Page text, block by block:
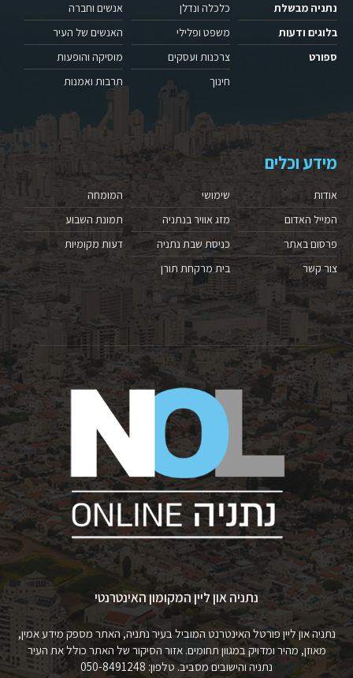
נתניה מבשלת
בלוגים ודעות
ספורט
כלכלה ונדלן
משפט ופלילי
צרכנות ועסקים
חינוך
אנשים וחברה
האנשים של העיר
מוסיקה והופעות
תרבות ואמנות
מידע וכלים
אודות
המייל האדום
פרסום באתר
צור קשר
שימושי
מזג אוויר בנתניה
כניסת שבת נתניה
בית מרקחת תורן
המומחה
תמונת השבוע
דעות מקומיות
נתניה און ליין המקומון האינטרנטי
נתניה און ליין פורטל האינטרנט המוביל בעיר נתניה, האתר מספק מידע אמין,
מאוזן, מהיר ומדויק במגוון תחומים. אזור הסיקור של האתר כולל את העיר
נתניה והישובים מסביב. טלפון: 050-8491248